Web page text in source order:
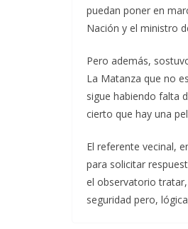
puedan poner en
Nación y el ministro
Pero además,
La Matanza que no
sigue habiendo falta
cierto que hay una
El referente vecinal,
para solicitar
el observatorio
seguridad pero,